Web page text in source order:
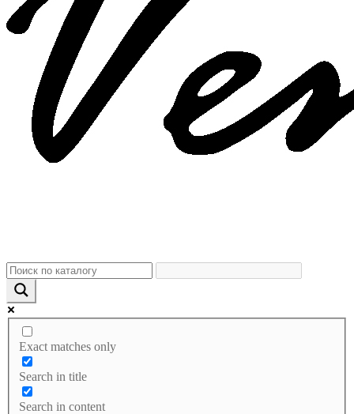
Exact matches only
Search in title
Search in content